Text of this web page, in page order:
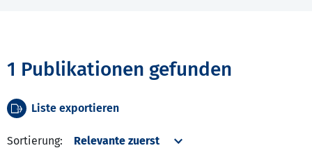
1 Publikationen gefunden
Liste exportieren
Sortierung: